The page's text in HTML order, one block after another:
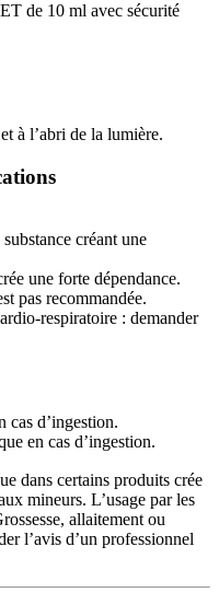
de 10 ml avec sécurité
à l’abri de la lumière.
créant une
une forte dépendance.
pas recommandée.
respiratoire : demander
d’ingestion.
en cas d’ingestion.
dans certains produits crée
mineurs. L’usage par les
allaitement ou
l’avis d’un professionnel